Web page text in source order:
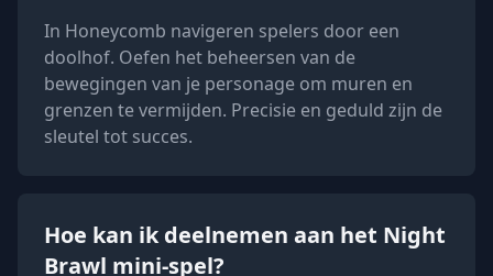
In Honeycomb navigeren spelers door een
doolhof. Oefen het beheersen van de
bewegingen van je personage om muren en
grenzen te vermijden. Precisie en geduld zijn de
sleutel tot succes.
Hoe kan ik deelnemen aan het Night
Brawl mini-spel?